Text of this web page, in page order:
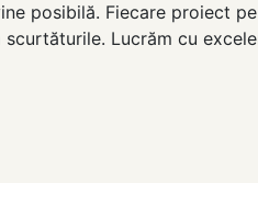
posibilă. Fiecare proiect
Lucrăm cu